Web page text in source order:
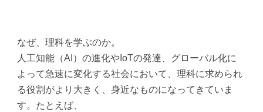
なぜ、理科を学ぶのか。
人工知能（AI）の進化やIoTの発達、グローバル化に
よって急速に変化する社会において、理科に求められ
る役割がより大きく、身近なものになってきていま
す。たとえば、